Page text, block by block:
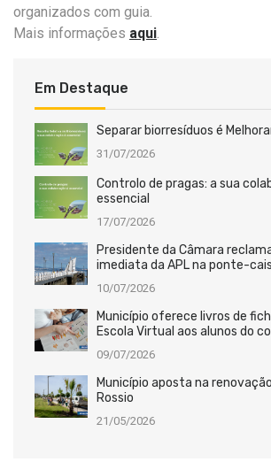
organizados com guia.
Mais informações aqui
Em Destaque
Separar biorresíduos é
31/07/2026
Controlo de pragas: a sua
essencial
17/07/2026
Presidente da Câmara
imediata da APL na ponte-cais
10/07/2026
Município oferece livros de
Escola Virtual aos alunos do
09/07/2026
Município aposta na
Rossio
21/05/2026